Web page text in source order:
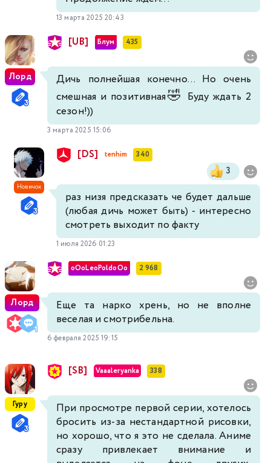
13 марта 2025 20:43
Лорд
[UB] Блум 435
Дичь полнейшая конечно... Но очень
смешная и позитивная🤣 Буду ждать 2
сезон!))
3 марта 2025 15:06
Новичок
[DS] tenhim 340
3
раз низя предсказать че будет дальше
(любая дичь может быть) - интересно
смотреть выходит по факту
1 июля 2026 01:23
Лорд
oOoLeoPoldoOo 2 968
Еще та нарко хрень, но не вполне
веселая и смотрибельна.
6 февраля 2025 19:15
Гуру
[SB] Vaaaleryanka 338
При просмотре первой серии, хотелось
бросить из-за нестандартной рисовки,
но хорошо, что я это не сделала. Аниме
сразу привлекает внимание и